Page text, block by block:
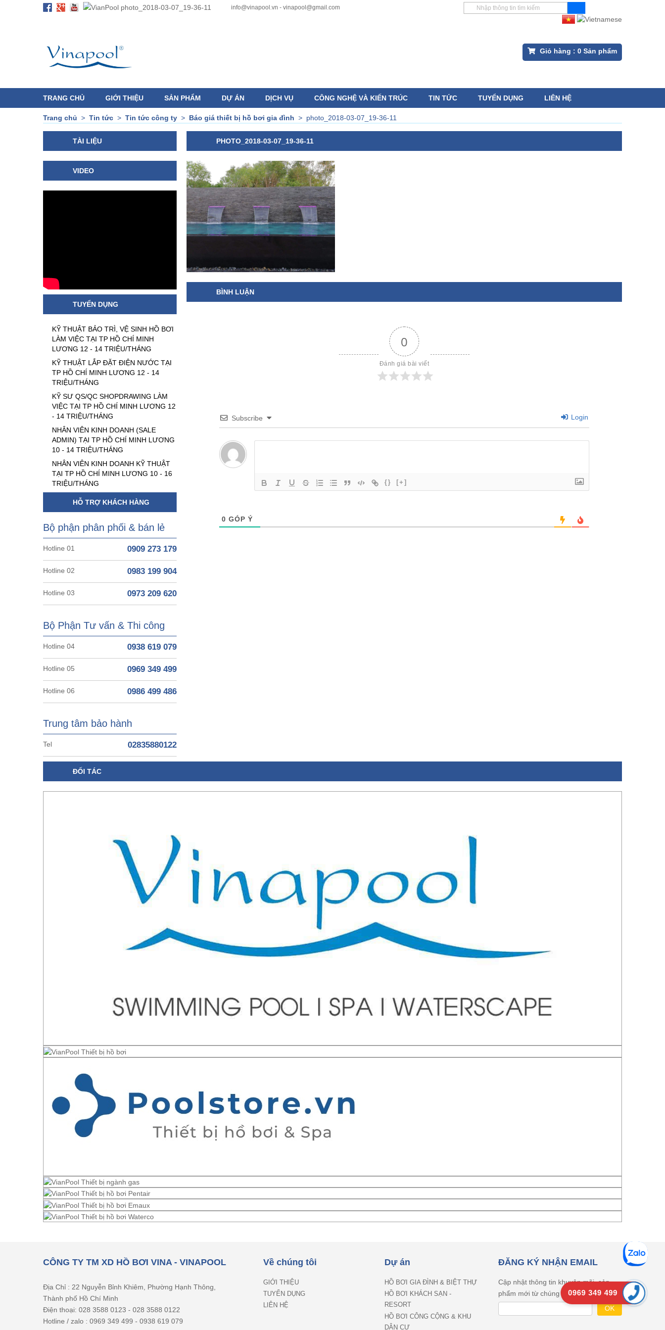
info@vinapool.vn - vinapool@gmail.com
Giỏ hàng : 0 Sản phẩm
TRANG CHỦ GIỚI THIỆU SẢN PHẨM DỰ ÁN DỊCH VỤ CÔNG NGHỆ VÀ KIẾN TRÚC TIN TỨC TUYỂN DỤNG LIÊN HỆ
Trang chủ > Tin tức > Tin tức công ty > Báo giá thiết bị hồ bơi gia đình > photo_2018-03-07_19-36-11
TÀI LIỆU
VIDEO
TUYỂN DỤNG
KỸ THUẬT BẢO TRÌ, VỆ SINH HỒ BƠI
LÀM VIỆC TẠI TP HỒ CHÍ MINH
LƯƠNG 12 - 14 TRIỆU/THÁNG
KỸ THUẬT LẮP ĐẶT ĐIỆN NƯỚC TẠI
TP HỒ CHÍ MINH LƯƠNG 12 - 14
TRIỆU/THÁNG
KỸ SƯ QS/QC SHOPDRAWING LÀM
VIỆC TẠI TP HỒ CHÍ MINH LƯƠNG 12
- 14 TRIỆU/THÁNG
NHÂN VIÊN KINH DOANH (SALE
ADMIN) TẠI TP HỒ CHÍ MINH LƯƠNG
10 - 14 TRIỆU/THÁNG
NHÂN VIÊN KINH DOANH KỸ THUẬT
TẠI TP HỒ CHÍ MINH LƯƠNG 10 - 16
TRIỆU/THÁNG
HỖ TRỢ KHÁCH HÀNG
Bộ phận phân phối & bán lẻ
Hotline 01 0909 273 179
Hotline 02 0983 199 904
Hotline 03 0973 209 620
Bộ Phận Tư vấn & Thi công
Hotline 04 0938 619 079
Hotline 05 0969 349 499
Hotline 06 0986 499 486
Trung tâm bảo hành
Tel 02835880122
PHOTO_2018-03-07_19-36-11
BÌNH LUẬN
0
Đánh giá bài viết
Subscribe Login
{} [+]
0 GÓP Ý
ĐỐI TÁC
CÔNG TY TM XD HỒ BƠI VINA - VINAPOOL
Địa Chỉ : 22 Nguyễn Bỉnh Khiêm, Phường Hạnh Thông,
Thành phố Hồ Chí Minh
Điện thoại: 028 3588 0123 - 028 3588 0122
Hotline / zalo : 0969 349 499 - 0938 619 079
Về chúng tôi
GIỚI THIỆU
TUYỂN DỤNG
LIÊN HỆ
Dự án
HỒ BƠI GIA ĐÌNH & BIỆT THỰ
HỒ BƠI KHÁCH SẠN -
RESORT
HỒ BƠI CÔNG CỘNG & KHU
DÂN CƯ
ĐĂNG KÝ NHẬN EMAIL
Cập nhật thông tin khuyên mãi, sản
phẩm mới từ chúng tôi0969 349 499